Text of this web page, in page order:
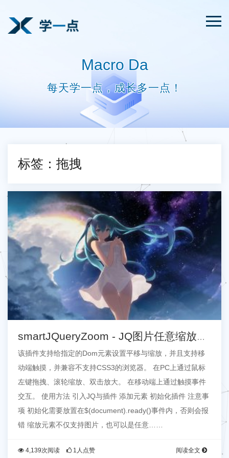
Macro Da
每天学一点，成长多一点！
标签：拖拽
smartJQueryZoom - JQ图片任意缩放与
拖拽插件
该插件支持给指定的Dom元素设置平移与缩放，并且支持移
动端触摸，并兼容不支持CSS3的浏览器。 在PC上通过鼠标
左键拖拽、滚轮缩放、双击放大。 在移动端上通过触摸事件
交互。 使用方法 引入JQ与插件 添加元素 初始化插件 注意事
项 初始化需要放置在$(document).ready()事件内，否则会报
错 缩放元素不仅支持图片，也可以是任意……
4,139次阅读 1人点赞 阅读全文